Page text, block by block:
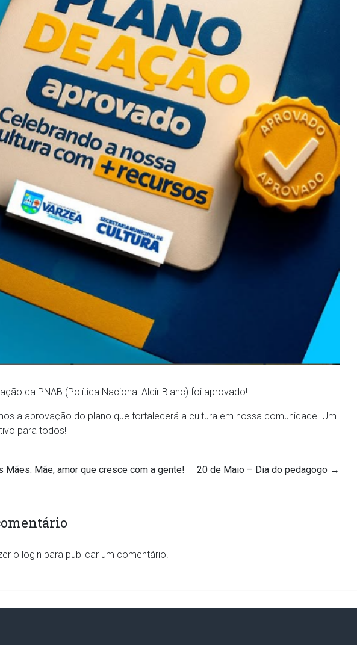
da PNAB (Política Nacional Aldir Blanc) foi aprovado!
a aprovação do plano que fortalecerá a cultura em nossa comunidade. Um
para todos!
Mães: Mãe, amor que cresce com a gente! 20 de Maio – Dia do pedagogo →
o login para publicar um comentário.